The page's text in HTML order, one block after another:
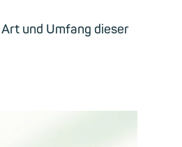
Art und Umfang dieser